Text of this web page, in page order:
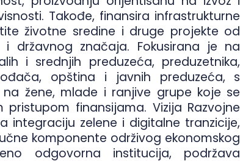
Takođe, finansira infrastrukturne
životne sredine i druge projekte od
i državnog značaja. Fokusirana je na
i srednjih preduzeća, preduzetnika,
opština i javnih preduzeća, s
žene, mlade i ranjive grupe koje se
finansijama. Vizija Razvojne
integraciju zelene i digitalne tranzicije,
komponente održivog ekonomskog
odgovorna institucija, podržava